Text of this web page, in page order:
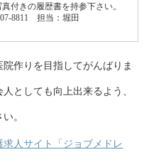
付きの履歴書を持参下さい。
8811 担当：堀田
作りを目指してがんばりま
としても向上出来るよう、
。
人サイト「ジョブメドレ